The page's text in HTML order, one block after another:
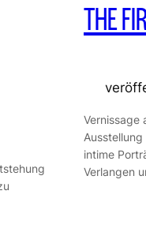
THE
Vernissage
intime
Verlangen